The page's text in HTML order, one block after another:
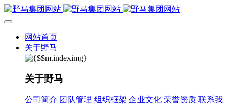
网站首页
关于野马
关于野马
公司简介 团队管理 组织框架 企业文化 荣誉资质 联系我